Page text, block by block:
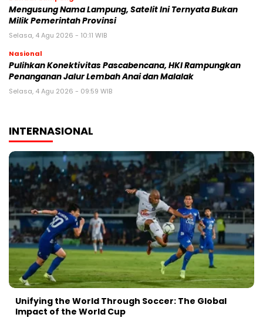
Mengusung Nama Lampung, Satelit Ini Ternyata Bukan
Milik Pemerintah Provinsi
Selasa, 4 Agu 2026 - 10:11 WIB
Nasional
Pulihkan Konektivitas Pascabencana, HKI Rampungkan
Penanganan Jalur Lembah Anai dan Malalak
Selasa, 4 Agu 2026 - 09:59 WIB
INTERNASIONAL
Unifying the World Through Soccer: The Global
Impact of the World Cup